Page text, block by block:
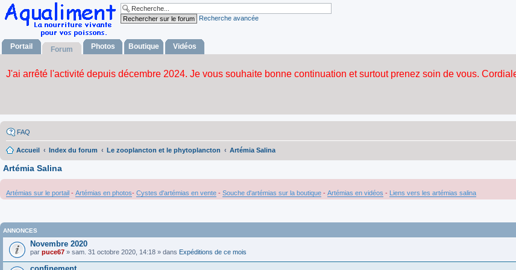
Recherche avancée
Portail Forum Photos Boutique Vidéos
FAQ
Accueil Index du forum Le zooplancton et le phytoplancton Artémia Salina
Artémia Salina
Artémias sur le portail - Artémias en photos- Cystes d'artémias en vente - Souche d'artémias sur la boutique - Artémias en vidéos - Liens vers les artémias salina
ANNONCES
Novembre 2020
par puce67 » sam. 31 octobre 2020, 14:18 » dans Expéditions de ce mois
confinement